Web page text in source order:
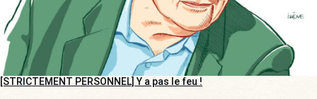
[STRICTEMENT PERSONNEL] Y a pas le feu !